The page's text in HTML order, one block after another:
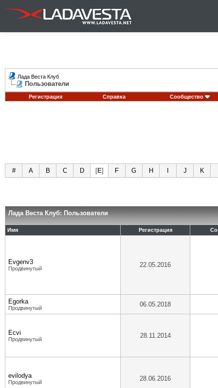
Лада Веста Клуб
Пользователи
Регистрация Справка Сообщество
# A B C D [E] F G H J K
Лада Веста Клуб: Пользователи
Имя Регистрация
Evgenv3
Продвинутый 22.05.2016
Egorka
Продвинутый 06.05.2018
Ecvi
Продвинутый 28.11.2014
evilodya
Продвинутый 28.06.2016